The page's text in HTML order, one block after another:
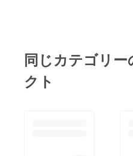
同じカテゴリ
クト